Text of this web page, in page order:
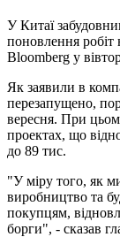
У Китаї
поновлення робіт
Bloomberg у
Як заявили в
перезапущено,
вересня. При
проектах, що
до 89 тис.
"У міру того, як
виробництво та
покупцям,
борги", - сказав